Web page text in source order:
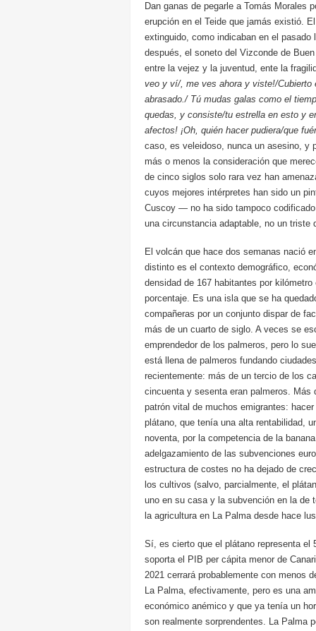
Dan ganas de pegarle a Tomás Morales
erupción en el Teide que jamás existió.
extinguido, como indicaban en el
después, el soneto del Vizconde de
entre la vejez y la juventud, ente la
veo y ví/, me ves ahora y viste!/
abrasado./ Tú mudas galas como el
quedas, y consiste/tu estrella en esto y
afectos! ¡Oh, quién hacer pudiera/que
caso, es veleidoso, nunca un asesino, y
más o menos la consideración que
de cinco siglos solo rara vez han
cuyos mejores intérpretes han sido un
Cuscoy — no ha sido tampoco
una circunstancia adaptable, no un triste
El volcán que hace dos semanas nació
distinto es el contexto demográfico,
densidad de 167 habitantes por
porcentaje. Es una isla que se ha
compañeras por un conjunto dispar de
más de un cuarto de siglo. A veces se
emprendedor de los palmeros, pero lo
está llena de palmeros fundando
recientemente: más de un tercio de los
cincuenta y sesenta eran palmeros.
patrón vital de muchos emigrantes:
plátano, que tenía una alta rentabilidad,
noventa, por la competencia de la
adelgazamiento de las subvenciones
estructura de costes no ha dejado de
los cultivos (salvo, parcialmente, el
uno en su casa y la subvención en la de
la agricultura en La Palma desde hace
Sí, es cierto que el plátano representa
soporta el PIB per cápita menor de
2021 cerrará probablemente con menos
La Palma, efectivamente, pero es una
económico anémico y que ya tenía un
son realmente sorprendentes. La Palma